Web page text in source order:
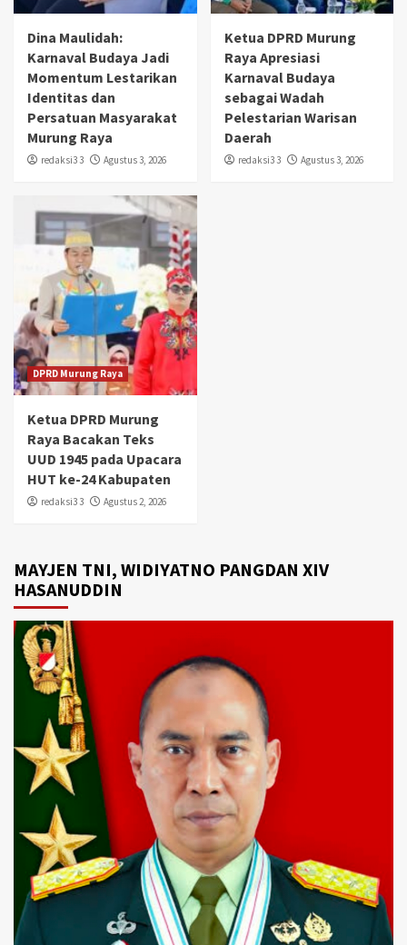
Dina Maulidah:
Karnaval Budaya Jadi
Momentum Lestarikan
Identitas dan
Persatuan Masyarakat
Murung Raya
redaksi3 3 Agustus 3, 2026
Ketua DPRD Murung
Raya Apresiasi
Karnaval Budaya
sebagai Wadah
Pelestarian Warisan
Daerah
redaksi3 3 Agustus 3, 2026
DPRD Murung Raya
Ketua DPRD Murung
Raya Bacakan Teks
UUD 1945 pada Upacara
HUT ke-24 Kabupaten
redaksi3 3 Agustus 2, 2026
MAYJEN TNI, WIDIYATNO PANGDAN XIV
HASANUDDIN